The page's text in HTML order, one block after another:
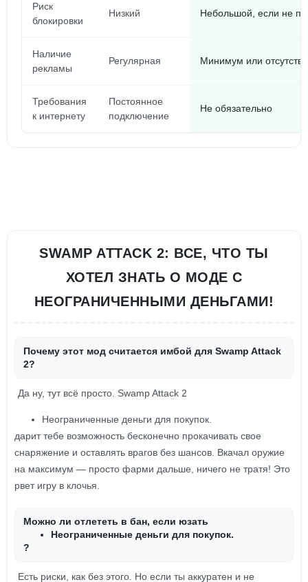
Риск
блокировки
Низкий Небольшой, если не
Наличие
рекламы
Регулярная Минимум или
Требования
к интернету
Постоянное
подключение
Не обязательно
SWAMP ATTACK 2: ВСЕ, ЧТО ТЫ
ХОТЕЛ ЗНАТЬ О МОДЕ С
НЕОГРАНИЧЕННЫМИ ДЕНЬГАМИ!
Почему этот мод считается имбой для Swamp Attack
2?
Да ну, тут всё просто. Swamp Attack 2
Неограниченные деньги для покупок.
дарит тебе возможность бесконечно прокачивать свое
снаряжение и оставлять врагов без шансов. Вкачал оружие
на максимум — просто фарми дальше, ничего не тратя! Это
рвет игру в клочья.
Можно ли отлететь в бан, если юзать
Неограниченные деньги для покупок.
?
Есть риски, как без этого. Но если ты аккуратен и не